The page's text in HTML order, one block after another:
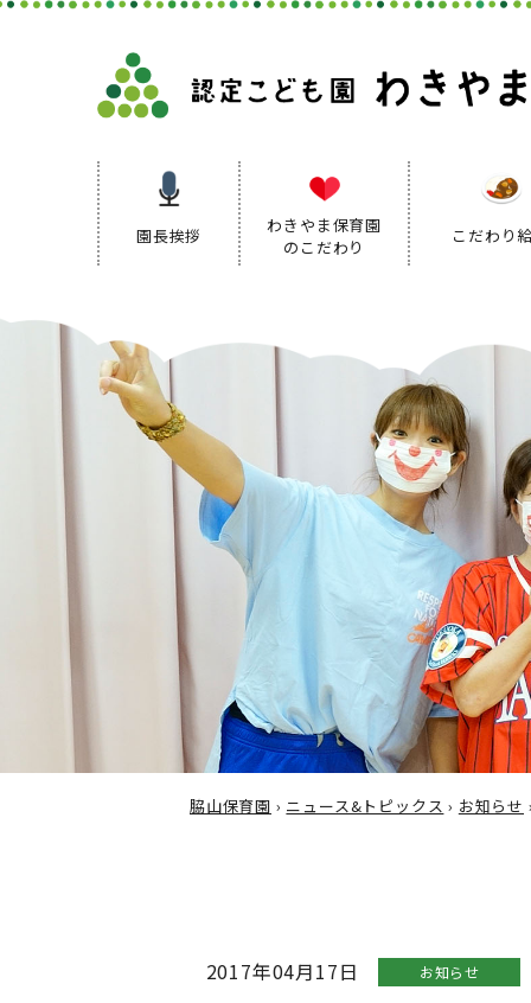
園長挨拶
わきやま保育園
のこだわり
保育方針
保育の特色
保育方針
こだわり
脇山保育園 › ニュース&トピックス › お知らせ
2017年04月17日 お知らせ